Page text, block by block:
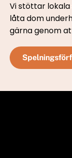
Vi stöttar
låta dom
gärna genom